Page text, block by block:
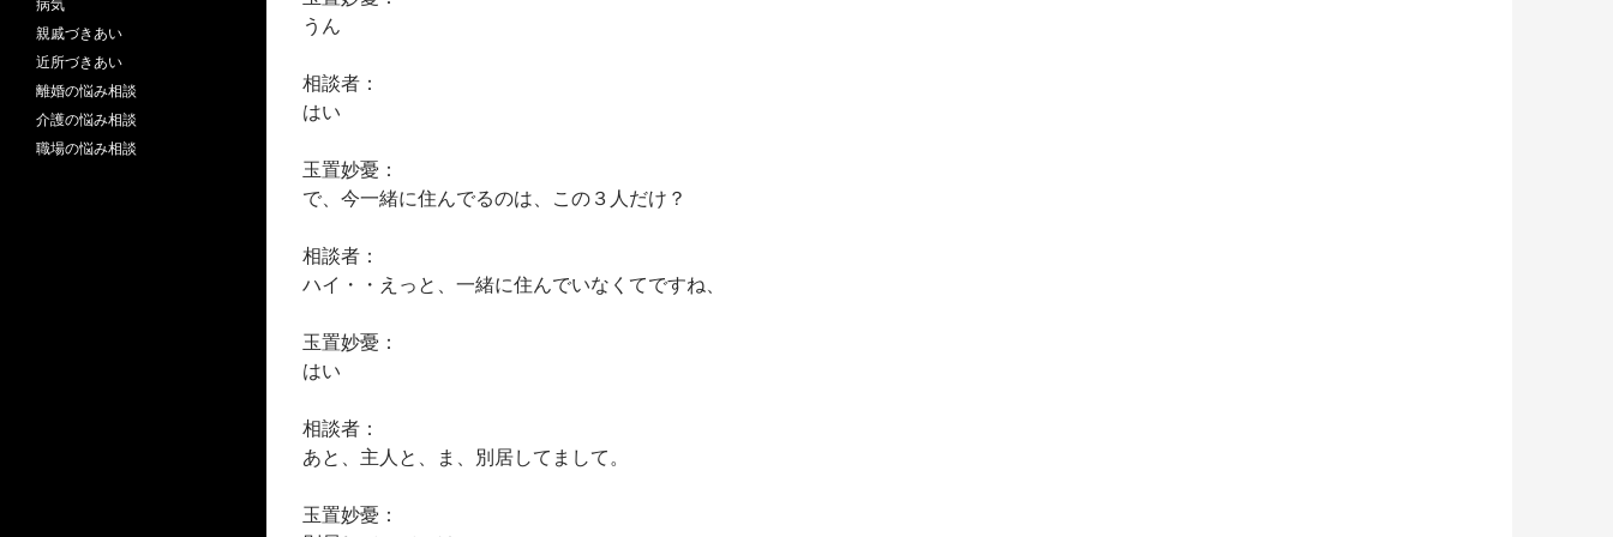
うん
相談者：
はい
玉置妙憂：
で、今一緒に住んでるのは、この３人だけ？
相談者：
ハイ・・えっと、一緒に住んでいなくてですね、
玉置妙憂：
はい
相談者：
あと、主人と、ま、別居してまして。
玉置妙憂：
病気
親戚づきあい
近所づきあい
離婚の悩み相談
介護の悩み相談
職場の悩み相談